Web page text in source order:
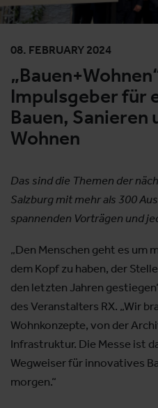
08. FEBRUARY 2024
Impulsgeber für
Bauen, Sanieren
Wohnen
Das sind die Themen der
Salzburg mit mehr als 300
spannenden Vorträgen und
„Den Menschen geht es um
dem Kopf zu haben, der
den letzten Jahren
des Veranstalters RX. „Wir
Wohnkonzepte, von der
Infrastruktur. Die Messe ist
Wegweiser für innovatives
morgen.“